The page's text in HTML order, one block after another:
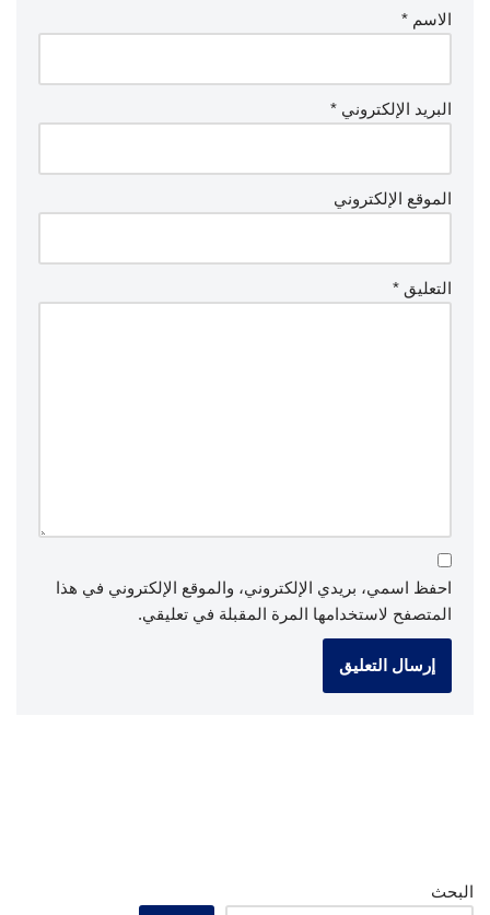
الاسم *
البريد الإلكتروني *
الموقع الإلكتروني
التعليق *
احفظ اسمي، بريدي الإلكتروني، والموقع الإلكتروني في هذا
المتصفح لاستخدامها المرة المقبلة في تعليقي.
البحث